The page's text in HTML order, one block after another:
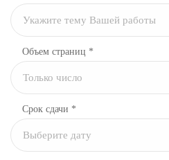
Объем страниц *
Срок сдачи *